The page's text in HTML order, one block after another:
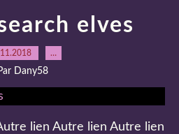
elves
…
Dany58
lien Autre lien Autre lien